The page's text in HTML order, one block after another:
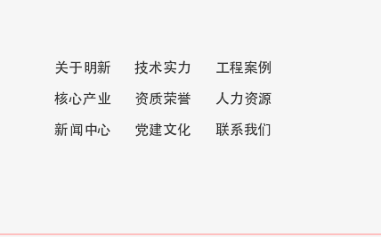
关于明新
核心产业
新闻中心
技术实力
资质荣誉
党建文化
工程案例
人力资源
联系我们